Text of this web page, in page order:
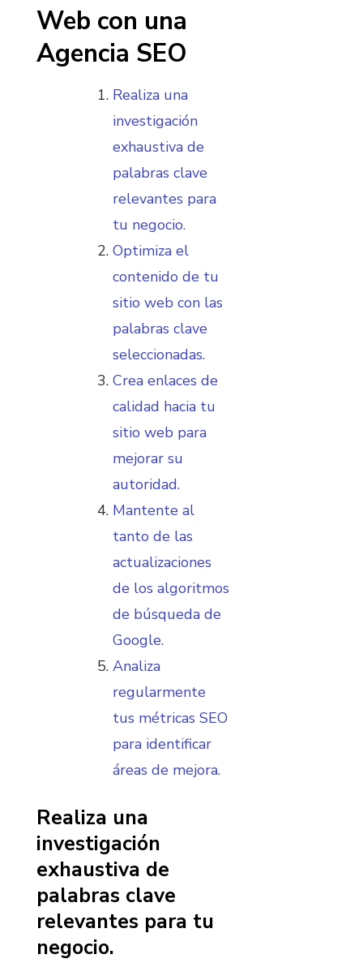
Web con una
Agencia SEO
Realiza una
investigación
exhaustiva de
palabras clave
relevantes para
tu negocio.
Optimiza el
contenido de tu
sitio web con las
palabras clave
seleccionadas.
Crea enlaces de
calidad hacia tu
sitio web para
mejorar su
autoridad.
Mantente al
tanto de las
actualizaciones
de los algoritmos
de búsqueda de
Google.
Analiza
regularmente
tus métricas SEO
para identificar
áreas de mejora.
Realiza una
investigación
exhaustiva de
palabras clave
relevantes para tu
negocio.